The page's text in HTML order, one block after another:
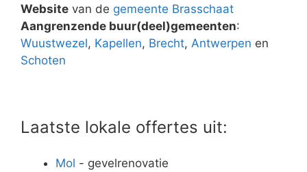
Website van de gemeente Brasschaat
Aangrenzende buur(deel)gemeenten:
Wuustwezel, Kapellen, Brecht, Antwerpen en
Schoten
Laatste lokale offertes uit:
Mol - gevelrenovatie